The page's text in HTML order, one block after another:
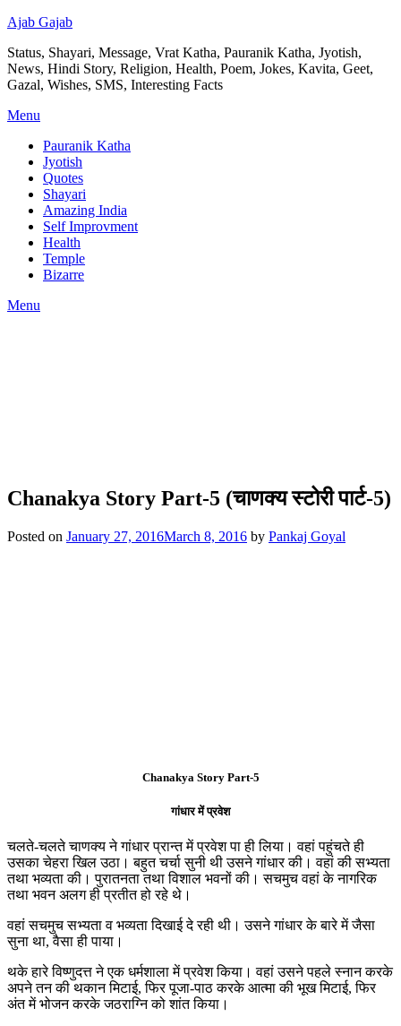
Ajab Gajab
Status, Shayari, Message, Vrat Katha, Pauranik Katha, Jyotish,
News, Hindi Story, Religion, Health, Poem, Jokes, Kavita, Geet,
Gazal, Wishes, SMS, Interesting Facts
Menu
Pauranik Katha
Jyotish
Quotes
Shayari
Amazing India
Self Improvment
Health
Temple
Bizarre
Menu
Chanakya Story Part-5 (चाणक्य स्टोरी पार्ट-5)
Posted on January 27, 2016March 8, 2016 by Pankaj Goyal
Chanakya Story Part-5
गांधार में प्रवेश
चलते-चलते चाणक्य ने गांधार प्रान्त में प्रवेश पा ही लिया। वहां पहुंचते ही
उसका चेहरा खिल उठा। बहुत चर्चा सुनी थी उसने गांधार की। वहां की सभ्यता
तथा भव्यता की। पुरातनता तथा विशाल भवनों की। सचमुच वहां के नागरिक
तथा भवन अलग ही प्रतीत हो रहे थे।
वहां सचमुच सभ्यता व भव्यता दिखाई दे रही थी। उसने गांधार के बारे में जैसा
सुना था, वैसा ही पाया।
थके हारे विष्णुदत्त ने एक धर्मशाला में प्रवेश किया। वहां उसने पहले स्नान करके
अपने तन की थकान मिटाई, फिर पूजा-पाठ करके आत्मा की भूख मिटाई, फिर
अंत में भोजन करके जठराग्नि को शांत किया।